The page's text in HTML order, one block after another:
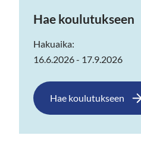
Hae koulutukseen
Hakuaika:
16.6.2026 - 17.9.2026
Hae koulutukseen